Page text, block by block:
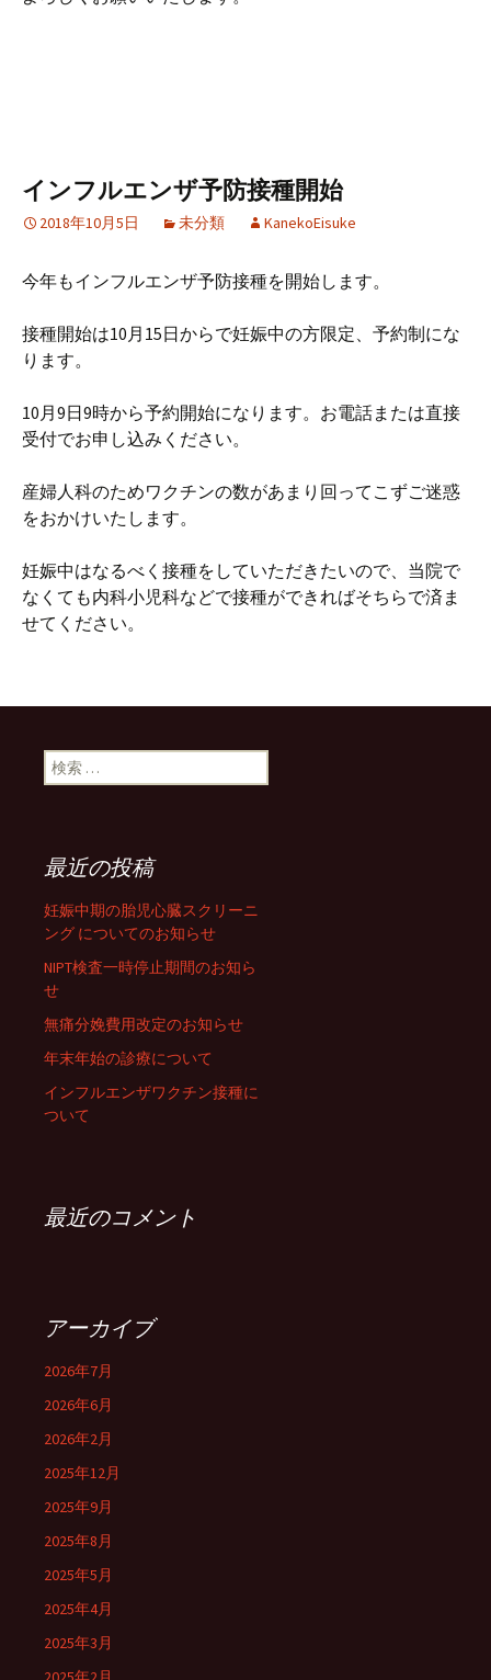
インフルエンザ予防接種開始
2018年10月5日 未分類 KanekoEisuke
今年もインフルエンザ予防接種を開始します。
接種開始は10月15日からで妊娠中の方限定、予約制にな
ります。
10月9日9時から予約開始になります。お電話または直接
受付でお申し込みください。
産婦人科のためワクチンの数があまり回ってこずご迷惑
をおかけいたします。
妊娠中はなるべく接種をしていただきたいので、当院で
なくても内科小児科などで接種ができればそちらで済ま
せてください。
検索:
最近の投稿
妊娠中期の胎児心臓スクリーニ
ング についてのお知らせ
NIPT検査一時停止期間のお知ら
せ
無痛分娩費用改定のお知らせ
年末年始の診療について
インフルエンザワクチン接種に
ついて
最近のコメント
アーカイブ
2026年7月
2026年6月
2026年2月
2025年12月
2025年9月
2025年8月
2025年5月
2025年4月
2025年3月